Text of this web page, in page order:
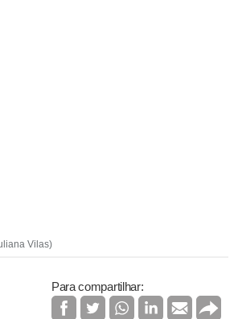
Vilas)
Para compartilhar: